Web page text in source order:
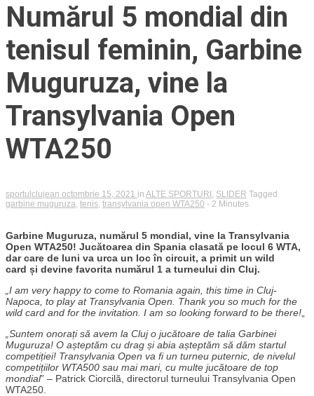
Numărul 5 mondial din
tenisul feminin, Garbine
Muguruza, vine la
Transylvania Open
WTA250
sportulclujean octombrie 15, 2021 in ALTE SPORTURI SLIDER Tagged
garbine muguruza tenis transylvania open WTA250 - 2 Minutes
Garbine Muguruza, numărul 5 mondial, vine la Transylvania
Open WTA250! Jucătoarea din Spania clasată pe locul 6 WTA,
dar care de luni va urca un loc în circuit, a primit un wild
card și devine favorita numărul 1 a turneului din Cluj.
„I am very happy to come to Romania again, this time in Cluj-
Napoca, to play at Transylvania Open. Thank you so much for the
wild card and for the invitation. I am so looking forward to be there!
„Suntem onorați să avem la Cluj o jucătoare de talia Garbinei
Muguruza! O așteptăm cu drag și abia așteptăm să dăm startul
competiției! Transylvania Open va fi un turneu puternic, de nivelul
competițiilor WTA500 sau mai mari, cu multe jucătoare de top
mondial” – Patrick Ciorcilă, directorul turneului Transylvania Open
WTA250.